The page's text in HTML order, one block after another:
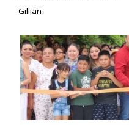
Gillian